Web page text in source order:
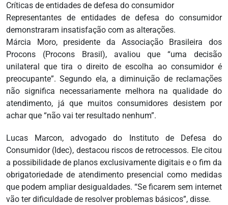
Críticas de entidades de defesa do consumidor
Representantes de entidades de defesa do consumidor
demonstraram insatisfação com as alterações.
Márcia Moro, presidente da Associação Brasileira dos
Procons (Procons Brasil), avaliou que “uma decisão
unilateral que tira o direito de escolha ao consumidor é
preocupante”. Segundo ela, a diminuição de reclamações
não significa necessariamente melhora na qualidade do
atendimento, já que muitos consumidores desistem por
achar que “não vai ter resultado nenhum”.
Lucas Marcon, advogado do Instituto de Defesa do
Consumidor (Idec), destacou riscos de retrocessos. Ele citou
a possibilidade de planos exclusivamente digitais e o fim da
obrigatoriedade de atendimento presencial como medidas
que podem ampliar desigualdades. “Se ficarem sem internet
vão ter dificuldade de resolver problemas básicos”, disse.